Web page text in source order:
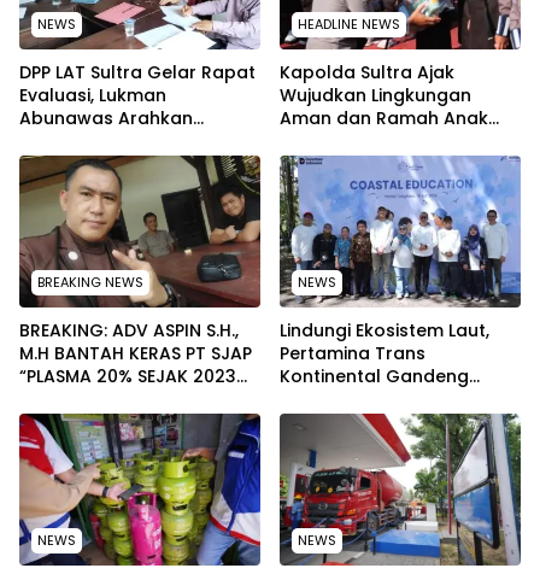
NEWS
‎DPP LAT Sultra Gelar Rapat
Evaluasi, Lukman
Abunawas Arahkan
Secara Rutin dan
Menyeluruh
HEADLINE NEWS
Kapolda Sultra Ajak
Wujudkan Lingkungan
Aman dan Ramah Anak
Nasional 2026
BREAKING NEWS
BREAKING: ADV ASPIN S.H.,
M.H BANTAH KERAS PT SJAP
“PLASMA 20% SEJAK 2023
WARGA WAWOONE!
NEWS
Lindungi Ekosistem Laut,
Pertamina Trans
Kontinental Gandeng
Kebersihan Pantai di
Bitung, Sulawesi
NEWS NEWS